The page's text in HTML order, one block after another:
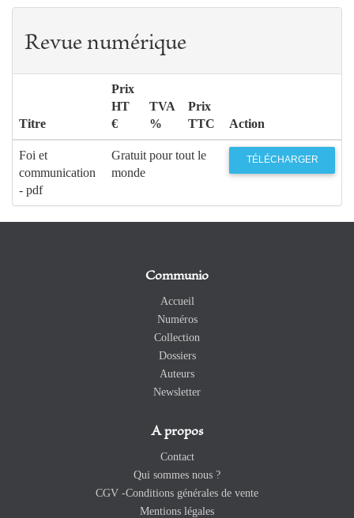
Revue numérique
Titre
Prix
HT
€
TVA
%
Prix
TTC
Action
Foi et
communication
- pdf
Gratuit pour tout le
monde
TÉLÉCHARGER
Communio
Accueil
Numéros
Collection
Dossiers
Auteurs
Newsletter
A propos
Contact
Qui sommes nous ?
CGV -Conditions générales de vente
Mentions légales